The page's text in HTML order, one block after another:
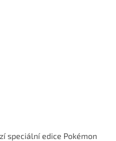
speciální edice Pokémon